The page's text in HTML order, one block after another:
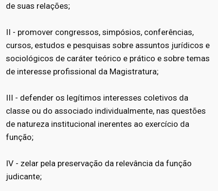
de suas relações;
II - promover congressos, simpósios, conferências,
cursos, estudos e pesquisas sobre assuntos jurídicos e
sociológicos de caráter teórico e prático e sobre temas
de interesse profissional da Magistratura;
III - defender os legítimos interesses coletivos da
classe ou do associado individualmente, nas questões
de natureza institucional inerentes ao exercício da
função;
IV - zelar pela preservação da relevância da função
judicante;